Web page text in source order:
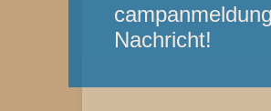
Nachricht!